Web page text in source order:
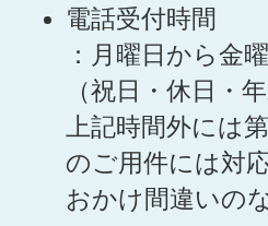
電話受付時間
：月曜日から金
（祝日・休日・
上記時間外には
のご用件には対
おかけ間違いの